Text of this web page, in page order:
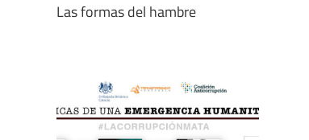
Las formas del hambre